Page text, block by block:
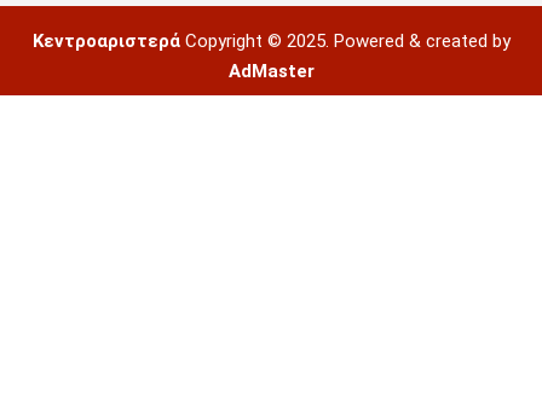
ΚεντροαριστεράCopyright © 2025. Powered & created by
AdMaster